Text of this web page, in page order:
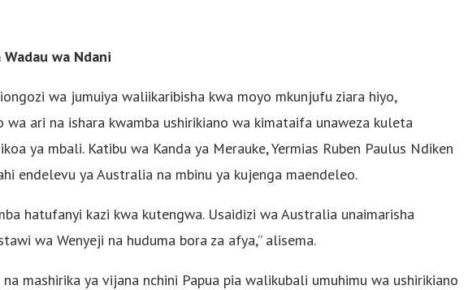
wa Ndani
wa jumuiya waliikaribisha kwa moyo mkunjufu ziara hiyo,
wa ari na ishara kwamba ushirikiano wa kimataifa unaweza kuleta
ya mbali. Katibu wa Kanda ya Merauke, Yermias Ruben Paulus Ndiken
endelevu ya Australia na mbinu ya kujenga maendeleo.
hatufanyi kazi kwa kutengwa. Usaidizi wa Australia unaimarisha
wa Wenyeji na huduma bora za afya,” alisema.
mashirika ya vijana nchini Papua pia walikubali umuhimu wa ushirikiano